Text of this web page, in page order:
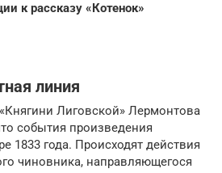
к рассказу «Котенок»
линия
Лиговской» Лермонтова
события произведения
1833 года. Происходят действия
чиновника, направляющегося